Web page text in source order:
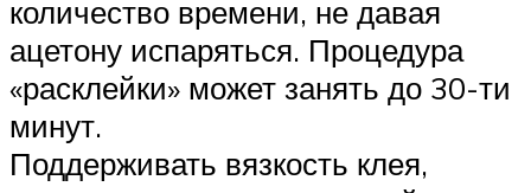
количество времени, не давая
ацетону испаряться. Процедура
«расклейки» может занять до 30-ти
минут.
Поддерживать вязкость клея,